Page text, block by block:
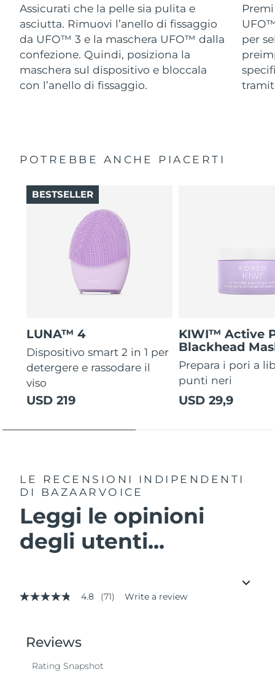
Assicurati che la pelle sia pulita e
asciutta. Rimuovi l’anello di fissaggio
da UFO™ 3 e la maschera UFO™ dalla
confezione. Quindi, posiziona la
maschera sul dispositivo e bloccala
con l’anello di fissaggio.
per
POTREBBE ANCHE PIACERTI
LUNA™ 4
Dispositivo smart 2 in 1 per
detergere e rassodare il
viso
USD 219
BESTSELLER
KIWI™ Active
Blackhead
Prepara i pori a
punti neri
USD 29,9
LE RECENSIONI INDIPENDENTI
DI BAZAARVOICE
Leggi le opinioni
degli utenti...
4.8
stars,
average
value.
4.8 (71) Write a review